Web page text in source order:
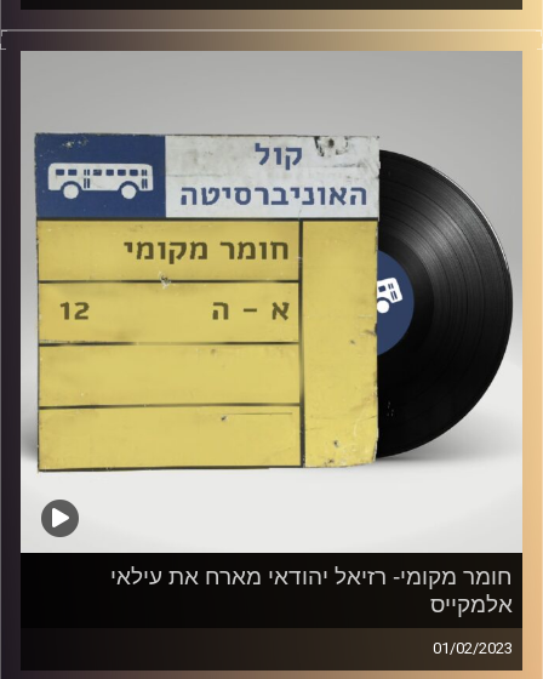
שעה של מוזיקה ישראלית עם טל כהן
Elior Buchnik
חומר מקומי- רזיאל יהודאי מארח את עילאי
אלמקייס
01/02/2023